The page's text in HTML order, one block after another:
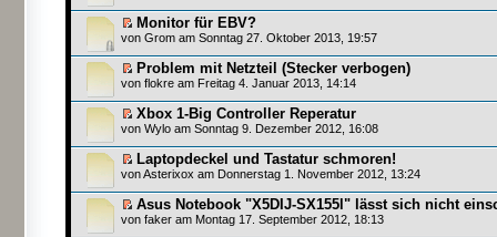
Monitor für EBV?
von Grom am Sonntag 27. Oktober 2013, 19:57
Problem mit Netzteil (Stecker verbogen)
von flokre am Freitag 4. Januar 2013, 14:14
Xbox 1-Big Controller Reperatur
von Wylo am Sonntag 9. Dezember 2012, 16:08
Laptopdeckel und Tastatur schmoren!
vonAsterixox am Donnerstag 1. November 2012, 13:24
Asus Notebook "X5DIJ-SX155l" lässt sich nicht
von faker am Montag 17. September 2012, 18:13